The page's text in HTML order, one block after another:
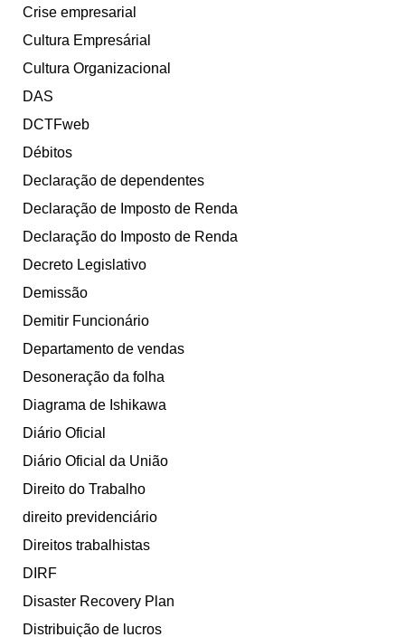
Crise empresarial
Cultura Empresárial
Cultura Organizacional
DAS
DCTFweb
Débitos
Declaração de dependentes
Declaração de Imposto de Renda
Declaração do Imposto de Renda
Decreto Legislativo
Demissão
Demitir Funcionário
Departamento de vendas
Desoneração da folha
Diagrama de Ishikawa
Diário Oficial
Diário Oficial da União
Direito do Trabalho
direito previdenciário
Direitos trabalhistas
DIRF
Disaster Recovery Plan
Distribuição de lucros